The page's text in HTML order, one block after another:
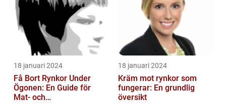
18 januari 2024
Få Bort Rynkor Under
Ögonen: En Guide för
Mat- och
18 januari 2024
Kräm mot rynkor som
fungerar: En grundlig
översikt